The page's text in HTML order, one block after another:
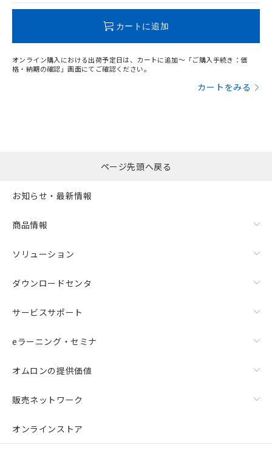
カートに追加
オンライン購入における出荷予定日は、カートに追加～「ご購入手続き：価
格・納期の確認」画面にてご確認ください。
カートをみる
ページ先頭へ戻る
お知らせ・最新情報
商品情報
ソリューション
ダウンロードセンタ
サービスサポート
eラーニング・セミナ
オムロンの提供価値
販売ネットワーク
オンラインストア